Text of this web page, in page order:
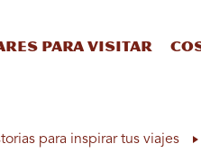
para visitar
para inspirar tus viajes